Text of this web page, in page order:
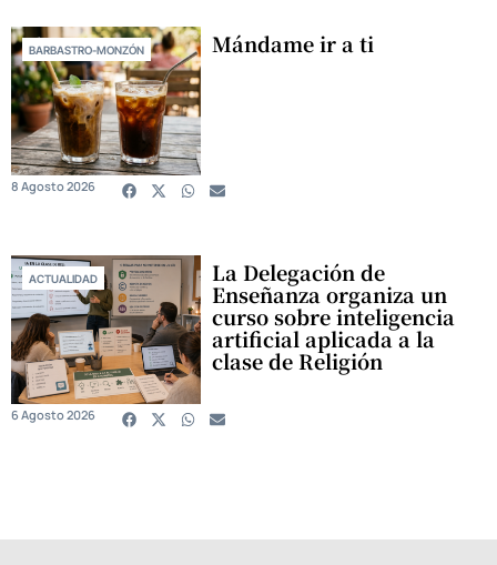
BARBASTRO-MONZÓN Mándame ir a ti
8 Agosto 2026
ACTUALIDAD La Delegación de
Enseñanza organiza un
curso sobre inteligencia
artificial aplicada a la
clase de Religión
6 Agosto 2026